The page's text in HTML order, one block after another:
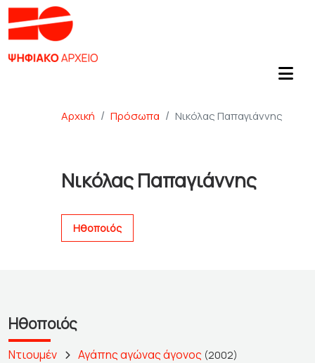
Αρχική Πρόσωπα Νικόλας Παπαγιάννης
Νικόλας Παπαγιάννης
Ηθοποιός
Ηθοποιός
Ντιουμέν Αγάπης αγώνας άγονος (2002)